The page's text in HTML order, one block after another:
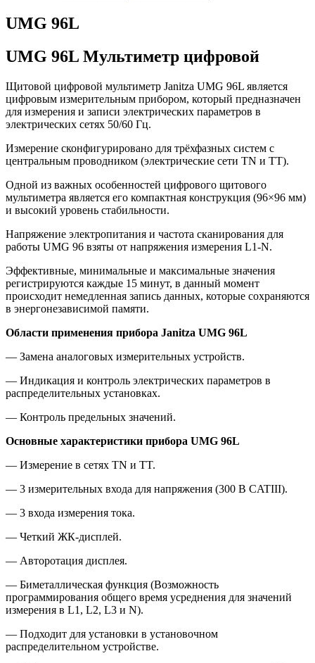
UMG 96L
UMG 96L Мультиметр цифровой
Щитовой цифровой мультиметр Janitza UMG 96L является
цифровым измерительным прибором, который предназначен
для измерения и записи электрических параметров в
электрических сетях 50/60 Гц.
Измерение сконфигурировано для трёхфазных систем с
центральным проводником (электрические сети TN и TT).
Одной из важных особенностей цифрового щитового
мультиметра является его компактная конструкция (96×96 мм)
и высокий уровень стабильности.
Напряжение электропитания и частота сканирования для
работы UMG 96 взяты от напряжения измерения L1-N.
Эффективные, минимальные и максимальные значения
регистрируются каждые 15 минут, в данный момент
происходит немедленная запись данных, которые сохраняются
в энергонезависимой памяти.
Области применения прибора Janitza UMG 96L
— Замена аналоговых измерительных устройств.
— Индикация и контроль электрических параметров в
распределительных установках.
— Контроль предельных значений.
Основные характеристики прибора UMG 96L
— Измерение в сетях TN и TT.
— 3 измерительных входа для напряжения (300 В CATIII).
— 3 входа измерения тока.
— Четкий ЖК-дисплей.
— Авторотация дисплея.
— Биметаллическая функция (Возможность
программирования общего время усреднения для значений
измерения в L1, L2, L3 и N).
— Подходит для установки в установочном
распределительном устройстве.